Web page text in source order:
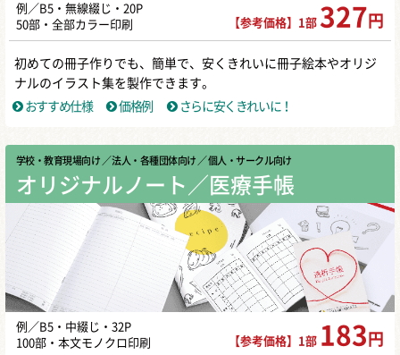
例／B5・無線綴じ・20P
50部・全部カラー印刷
【参考価格】1部 327 円
初めての冊子作りでも、簡単で、安くきれいに冊子絵本やオリジ
ナルのイラスト集を製作できます。
おすすめ仕様
価格例 さらに安くきれいに！
学校・教育現場向け ／ 法人・各種団体向け ／ 個人・サークル向け
オリジナルノート／医療手帳
例／B5・中綴じ・32P
100部・本文モノクロ印刷
【参考価格】1部 183 円